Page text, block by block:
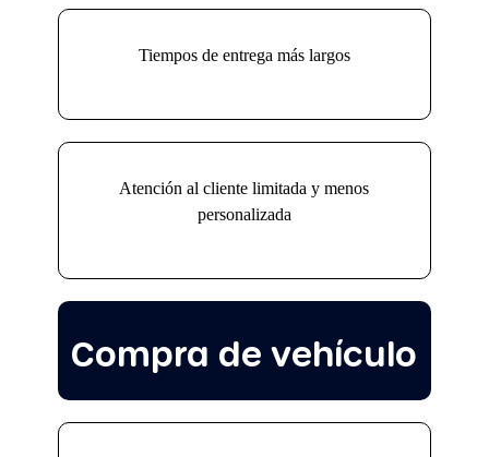
Compra de vehículo
Tiempos de entrega más largos
Atención al cliente limitada y menos
personalizada